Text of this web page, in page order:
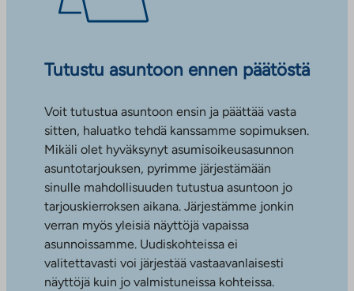
Tutustu asuntoon ennen päätöstä
Voit tutustua asuntoon ensin ja päättää vasta
sitten, haluatko tehdä kanssamme sopimuksen.
Mikäli olet hyväksynyt asumisoikeusasunnon
asuntotarjouksen, pyrimme järjestämään
sinulle mahdollisuuden tutustua asuntoon jo
tarjouskierroksen aikana. Järjestämme jonkin
verran myös yleisiä näyttöjä vapaissa
asunnoissamme. Uudiskohteissa ei
valitettavasti voi järjestää vastaavanlaisesti
näyttöjä kuin jo valmistuneissa kohteissa.